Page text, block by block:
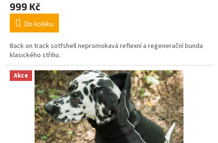
999 Kč
Do košíku
Back on track sotfshell nepromokavá reflexní a regenerační bunda
klasického střihu.
Akce